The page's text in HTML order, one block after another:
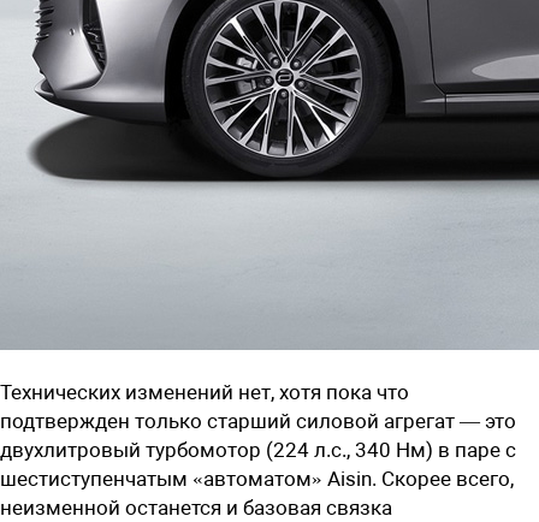
Технических изменений нет, хотя пока что
подтвержден только старший силовой агрегат — это
двухлитровый турбомотор (224 л.с., 340 Нм) в паре с
шестиступенчатым «автоматом» Aisin. Скорее всего,
неизменной останется и базовая связка